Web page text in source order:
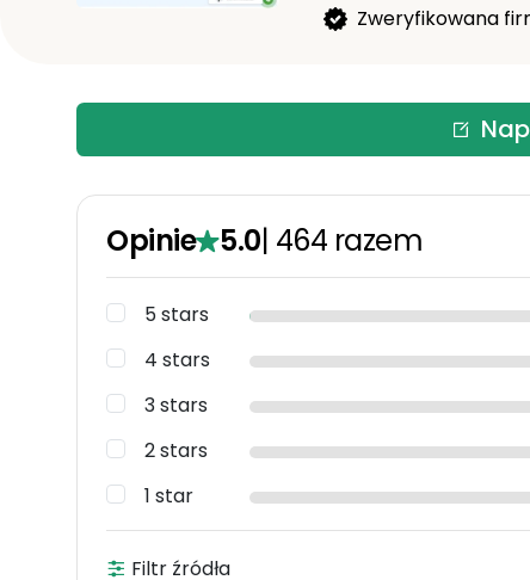
Zweryfikowana
Opinie 5.0| 464 razem
5 stars
4 stars
3 stars
2 stars
1 star
Filtr źródła